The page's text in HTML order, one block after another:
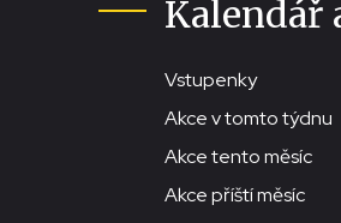
Kalendář
Vstupenky
Akce v tomto týdnu
Akce tento měsíc
Akce příští měsíc